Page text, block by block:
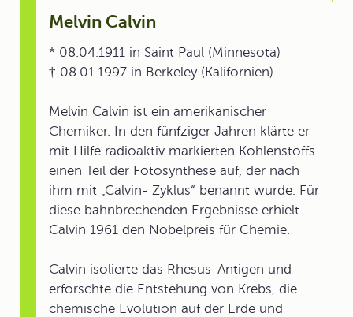
Melvin Calvin
* 08.04.1911 in Saint Paul (Minnesota)
† 08.01.1997 in Berkeley (Kalifornien)
Melvin Calvin ist ein amerikanischer
Chemiker. In den fünfziger Jahren klärte er
mit Hilfe radioaktiv markierten Kohlenstoffs
einen Teil der Fotosynthese auf, der nach
ihm mit „Calvin- Zyklus“ benannt wurde. Für
diese bahnbrechenden Ergebnisse erhielt
Calvin 1961 den Nobelpreis für Chemie.
Calvin isolierte das Rhesus-Antigen und
erforschte die Entstehung von Krebs, die
chemische Evolution auf der Erde und